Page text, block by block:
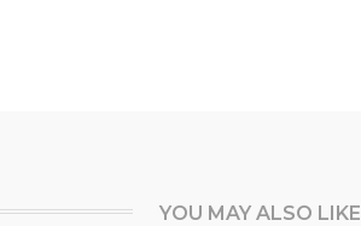
YOU MAY ALSO LIKE